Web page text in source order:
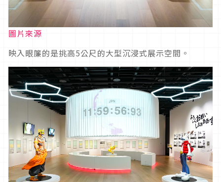
圖片來源
映入眼簾的是挑高5公尺的大型沉浸式展示空間。